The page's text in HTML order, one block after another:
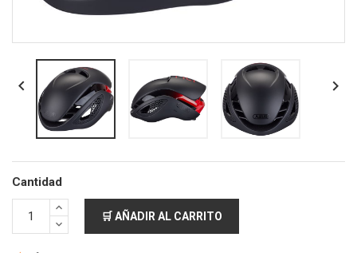
 
Cantidad
🛒 AÑADIR AL CARRITO